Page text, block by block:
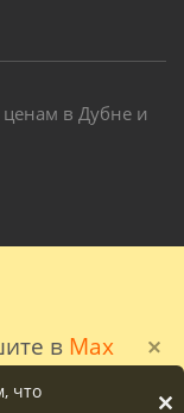
в Max
в Дубне и
что